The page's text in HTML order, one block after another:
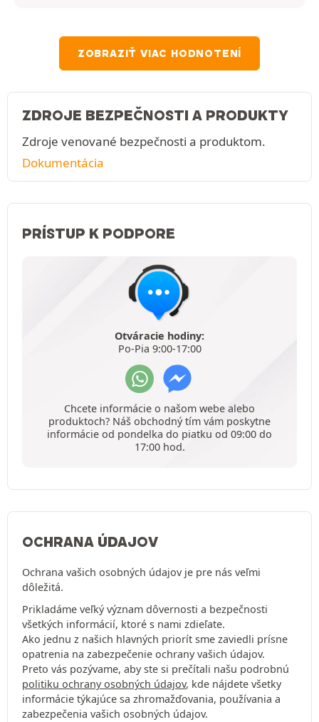
ZOBRAZIŤ VIAC HODNOTENÍ
ZDROJE BEZPEČNOSTI A PRODUKTY
Zdroje venované bezpečnosti a produktom.
Dokumentácia
PRÍSTUP K PODPORE
Otváracie hodiny:
Po-Pia 9:00-17:00
Chcete informácie o našom webe alebo
produktoch? Náš obchodný tím vám poskytne
informácie od pondelka do piatku od 09:00 do
17:00 hod.
OCHRANA ÚDAJOV
Ochrana vašich osobných údajov je pre nás veľmi
dôležitá.
Prikladáme veľký význam dôvernosti a bezpečnosti
všetkých informácií, ktoré s nami zdieľate.
Ako jednu z našich hlavných priorít sme zaviedli prísne
opatrenia na zabezpečenie ochrany vašich údajov.
Preto vás pozývame, aby ste si prečítali našu podrobnú
politiku ochrany osobných údajov, kde nájdete všetky
informácie týkajúce sa zhromažďovania, používania a
zabezpečenia vašich osobných údajov.